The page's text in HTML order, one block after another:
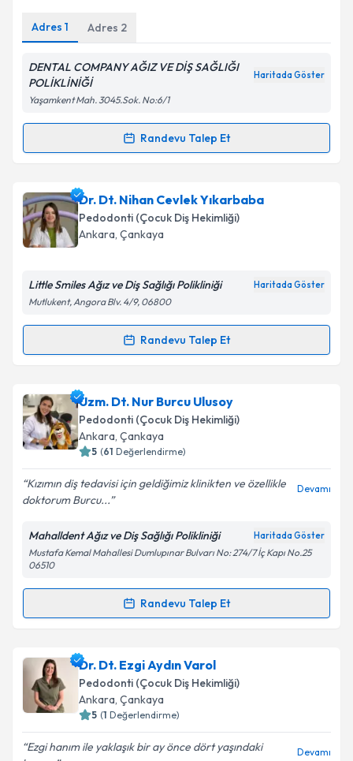
Kişisel verilerimin işlenmesine ilişkin
kapsamda işlenmesini kabul ediyorum.
Adres 1 Adres 2
DENTAL COMPANY AĞIZ VE DİŞ SAĞLIĞI
POLİKLİNİĞİ
Haritada Göster
Yaşamkent Mah. 3045.Sok. No:6/1
Randevu Talep Et
Randevu Takvimi Talebi
Dr. Dt. İlayda Hünler Dönmeziçin randevu takvimi
talebi oluşturun. Size bu uzmandan randevu almanız
için bir takvim hazırlandığında e-posta ile
bilgilendireceğiz.
Kişisel verilerimin işlenmesine ilişkinAydınlatma
kapsamda işlenmesini kabul ediyorum.
Takvim Talebini Gönder
Dr. Dt. Nihan Cevlek Yıkarbaba
Pedodonti (Çocuk Diş Hekimliği)
Ankara, Çankaya
Little Smiles Ağız ve Diş Sağlığı Polikliniği Haritada Göster
Mutlukent, Angora Blv. 4/9, 06800
Randevu Talep Et
Randevu Takvimi Talebi
Dr. Dt. Nihan Cevlek Yıkarbabaiçin randevu
takvimi talebi oluşturun. Size bu uzmandan randevu
almanız için bir takvim hazırlandığında e-posta ile
bilgilendireceğiz.
E-posta Adresiniz
Kişisel verilerimin işlenmesine ilişkinAydınlatma
kapsamda işlenmesini kabul ediyorum.
Uzm. Dt. Nur Burcu Ulusoy
Pedodonti (Çocuk Diş Hekimliği)
Ankara, Çankaya
5 (61 Değerlendirme)
Kızımın diş tedavisi için geldiğimiz klinikten ve özellikle
doktorum Burcu...
Devamı
Mahalldent Ağız ve Diş Sağlığı Polikliniği Haritada Göster
Mustafa Kemal Mahallesi Dumlupınar Bulvarı No: 274/7 İç Kapı No.25
06510
Randevu Talep Et
Randevu Takvimi Talebi
Uzm. Dt. Nur Burcu Ulusoyiçin randevu takvimi
talebi oluşturun. Size bu uzmandan randevu almanız
için bir takvim hazırlandığında e-posta ile
bilgilendireceğiz.
E-posta Adresiniz
Dr. Dt. Ezgi Aydın Varol
Pedodonti (Çocuk Diş Hekimliği)
Ankara, Çankaya
5 (1 Değerlendirme)
Ezgi hanım ile yaklaşık bir ay önce dört yaşındaki
Devamı